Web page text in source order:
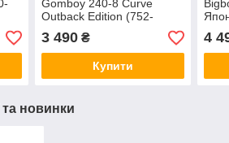
Gomboy 240-8 Curve
Outback Edition (752-
24) Японія
3 490₴
Купити
4
та новинки